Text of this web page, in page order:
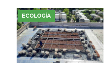
ECOLOGÍA